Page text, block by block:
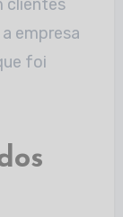
clientes
empresa
foi